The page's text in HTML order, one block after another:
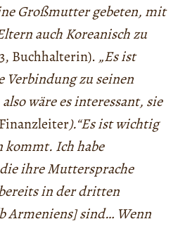
Großmutter gebeten, mit
auch Koreanisch zu
Buchhalterin). „Es ist
Verbindung zu seinen
wäre es interessant, sie
).“Es ist wichtig
kommt. Ich habe
ihre Muttersprache
in der dritten
Armeniens] sind… Wenn